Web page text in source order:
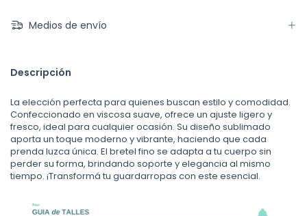
Medios de envío
Descripción
La elección perfecta para quienes buscan estilo y comodidad.
Confeccionado en viscosa suave, ofrece un ajuste ligero y
fresco, ideal para cualquier ocasión. Su diseño sublimado
aporta un toque moderno y vibrante, haciendo que cada
prenda luzca única. El bretel fino se adapta a tu cuerpo sin
perder su forma, brindando soporte y elegancia al mismo
tiempo. ¡Transformá tu guardarropas con este esencial.